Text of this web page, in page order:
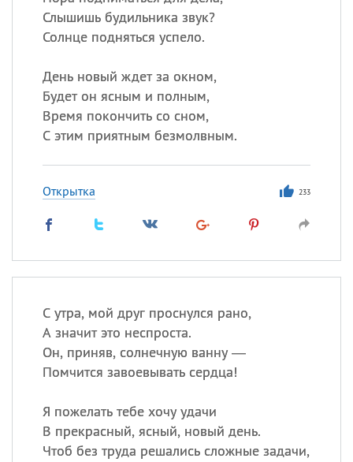
Слышишь будильника звук?
Солнце подняться успело.
День новый ждет за окном,
Будет он ясным и полным,
Время покончить со сном,
С этим приятным безмолвным.
Открытка 233
С утра, мой друг проснулся рано,
А значит это неспроста.
Он, приняв, солнечную ванну —
Помчится завоевывать сердца!
Я пожелать тебе хочу удачи
В прекрасный, ясный, новый день.
Чтоб без труда решались сложные задачи,